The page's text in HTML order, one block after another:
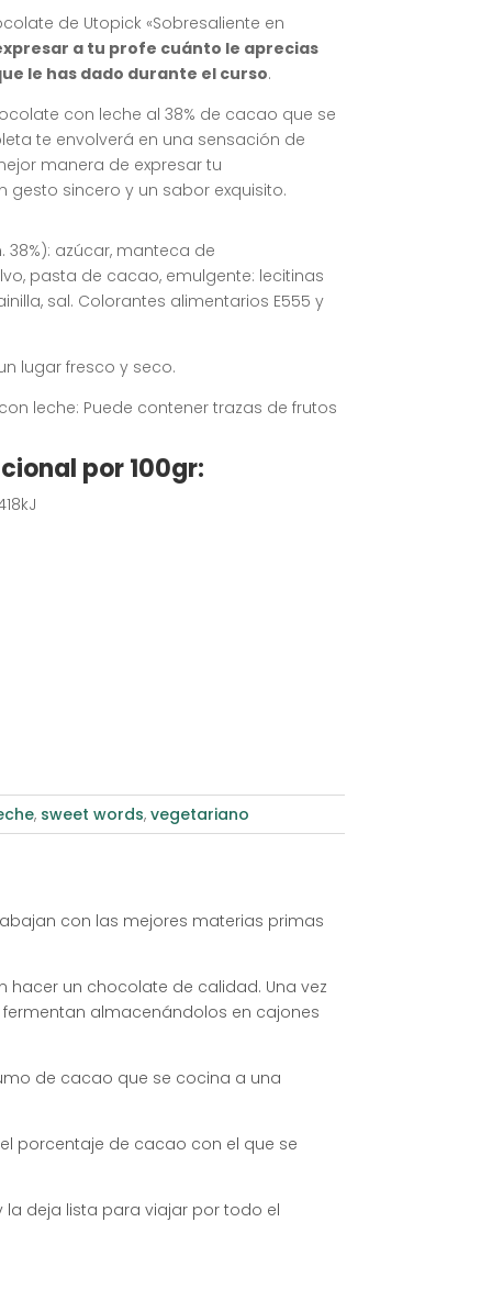
de Utopick «Sobresaliente en
a tu profe cuánto le aprecias
le has dado durante el curso.
con leche al 38% de cacao que se
te envolverá en una sensación de
manera de expresar tu
sincero y un sabor exquisito.
38%): azúcar, manteca de
pasta de cacao, emulgente: lecitinas
sal. Colorantes alimentarios E555 y
lugar fresco y seco.
leche: Puede contener trazas de frutos
por 100gr:
, sweet words, vegetariano
con las mejores materias primas
un chocolate de calidad. Una vez
almacenándolos en cajones
de cacao que se cocina a una
porcentaje de cacao con el que se
la deja lista para viajar por todo el